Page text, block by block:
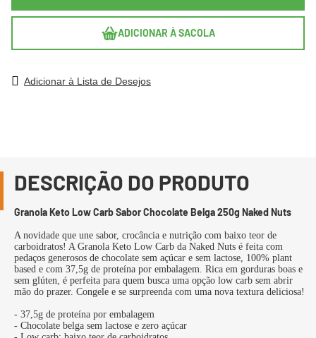
ADICIONAR À SACOLA
Adicionar à Lista de Desejos
DESCRIÇÃO DO PRODUTO
Granola Keto Low Carb Sabor Chocolate Belga 250g Naked Nuts
A novidade que une sabor, crocância e nutrição com baixo teor de
carboidratos! A Granola Keto Low Carb da Naked Nuts é feita com
pedaços generosos de chocolate sem açúcar e sem lactose, 100% plant
based e com 37,5g de proteína por embalagem. Rica em gorduras boas e
sem glúten, é perfeita para quem busca uma opção low carb sem abrir
mão do prazer. Congele e se surpreenda com uma nova textura deliciosa!
- 37,5g de proteína por embalagem
- Chocolate belga sem lactose e zero açúcar